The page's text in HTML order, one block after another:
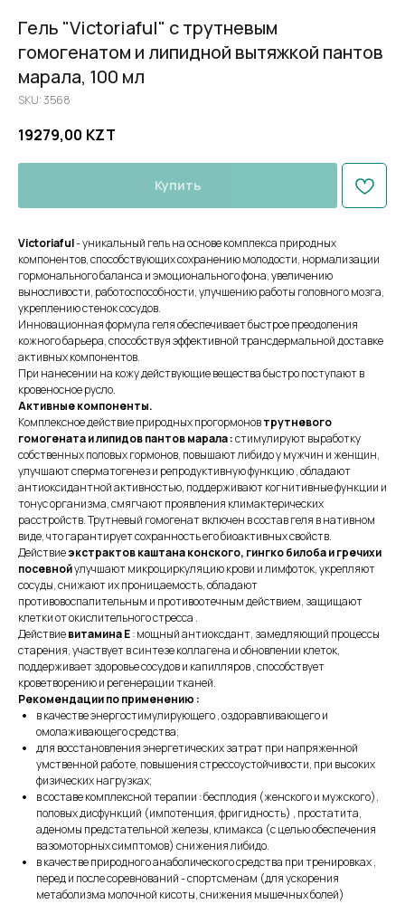
Гель "Victoriaful" с трутневым
гомогенатом и липидной вытяжкой пантов
марала, 100 мл
SKU:3568
19279,00 KZT
Купить
Victoriaful- уникальный гель на основе комплекса природных
компонентов, способствующих сохранению молодости, нормализации
гормонального баланса и эмоционального фона, увеличению
выносливости, работоспособности, улучшению работы головного мозга,
укреплению стенок сосудов.
Инновационная формула геля обеспечивает быстрое преодоления
кожного барьера, способствуя эффективной трансдермальной доставке
активных компонентов.
При нанесении на кожу действующие вещества быстро поступают в
кровеносное русло.
Активные компоненты.
Комплексное действие природных прогормоновтрутневого
гомогената и липидов пантов марала :стимулируют выработку
собственных половых гормонов, повышают либидо у мужчин и женщин,
улучшают сперматогенез и репродуктивную функцию , обладают
антиоксидантной активностью, поддерживают когнитивные функции и
тонус организма, смягчают проявления климактерических
расстройств. Трутневый гомогенат включен в состав геля в нативном
виде, что гарантирует сохранность его биоактивных свойств.
Действиеэкстрактов каштана конского, гингко билоба и гречихи
посевнойулучшают микроциркуляцию крови и лимфоток, укрепляют
сосуды, снижают их проницаемость, обладают
противовоспалительным и противоотечным действием, защищают
клетки от окислительного стресса .
Действиевитамина Е: мощный антиоксдант, замедляющий процессы
старения, участвует в синтезе коллагена и обновлении клеток,
поддерживает здоровье сосудов и капилляров , способствует
кроветворению и регенерации тканей.
Рекомендации по применению :
в качестве энергостимулирующего , оздоравливающего и
омолаживающего средства;
для восстановления энергетических затрат при напряженной
умственной работе, повышения стрессоустойчивости, при высоких
физических нагрузках;
в составе комплексной терапии : бесплодия (женского и мужского),
половых дисфункций (импотенция, фригидность) , простатита,
аденомы предстательной железы, климакса (с целью обеспечения
вазомоторных симптомов) снижения либидо.
в качестве природного анаболического средства при тренировках ,
перед и после соревнований - спортсменам (для ускорения
метаболизма молочной кисоты, снижения мышечных болей)